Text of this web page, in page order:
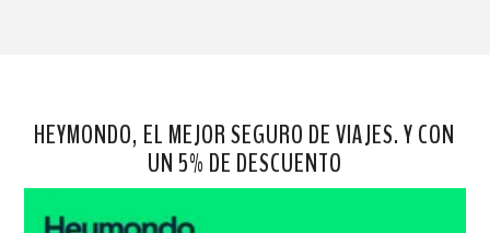
HEYMONDO, EL MEJOR SEGURO DE VIAJES. Y CON
UN 5% DE DESCUENTO